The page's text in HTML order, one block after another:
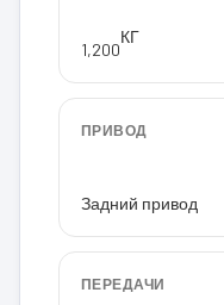
1,200
КГ
ПРИВОД
Задний привод
ПЕРЕДАЧИ